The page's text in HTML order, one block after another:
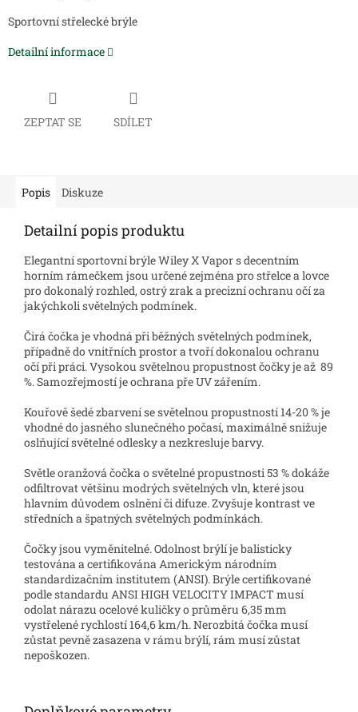
Sportovní střelecké brýle
Detailní informace
ZEPTAT SE SDÍLET
Popis Diskuze
Detailní popis produktu
Elegantní sportovní brýle Wiley X Vapor s decentním
horním rámečkem jsou určené zejména pro střelce a lovce
pro dokonalý rozhled, ostrý zrak a precizní ochranu očí za
jakýchkoli světelných podmínek.
Čirá čočka je vhodná při běžných světelných podmínek,
případně do vnitřních prostor a tvoří dokonalou ochranu
očí při práci. Vysokou světelnou propustnost čočky je až 89
%. Samozřejmostí je ochrana pře UV zářením.
Kouřově šedé zbarvení se světelnou propustností 14-20 % je
vhodné do jasného slunečného počasí, maximálně snižuje
oslňující světelné odlesky a nezkresluje barvy.
Světle oranžová čočka o světelné propustnosti 53 % dokáže
odfiltrovat většinu modrých světelných vln, které jsou
hlavním důvodem oslnění či difuze. Zvyšuje kontrast ve
středních a špatných světelných podmínkách.
Čočky jsou vyměnitelné. Odolnost brýlí je balisticky
testována a certifikována Americkým národním
standardizačním institutem (ANSI). Brýle certifikované
podle standardu ANSI HIGH VELOCITY IMPACT musí
odolat nárazu ocelové kuličky o průměru 6,35 mm
vystřelené rychlostí 164,6 km/h. Nerozbitá čočka musí
zůstat pevně zasazena v rámu brýlí, rám musí zůstat
nepoškozen.